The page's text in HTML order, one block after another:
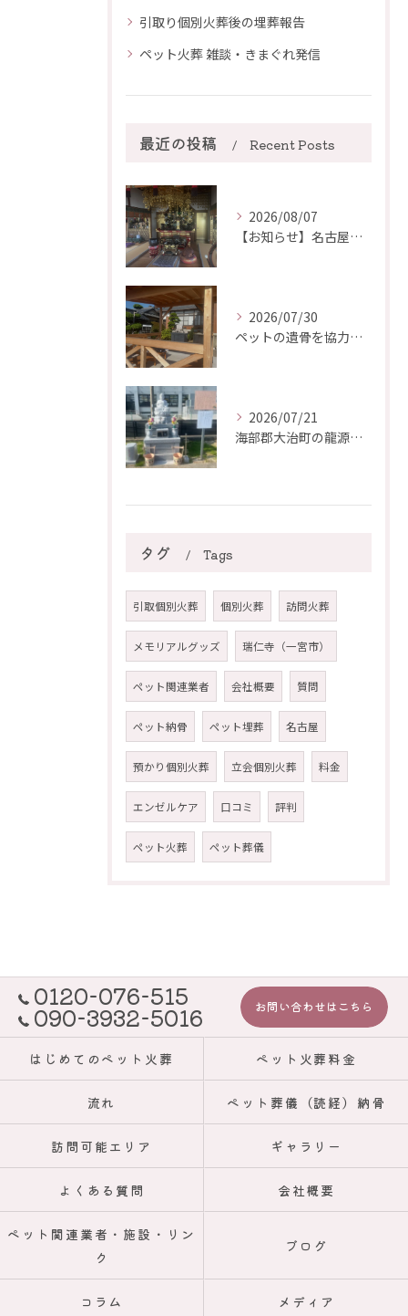
引取り個別火葬後の埋葬報告
ペット火葬 雑談・きまぐれ発信
最近の投稿 Recent Posts
2026/08/07
【お知らせ】名古屋市熱田区にある「圓福寺」様にて、ご葬儀が可...
2026/07/30
ペットの遺骨を協力寺院に埋葬いたしました（7月）一宮市【瑞仁寺】
2026/07/21
海部郡大治町の龍源寺でペット葬儀・ペット納骨ができるようになりました
タグ Tags
引取個別火葬 個別火葬 訪問火葬
メモリアルグッズ 瑞仁寺（一宮市）
ペット関連業者 会社概要 質問
ペット納骨 ペット埋葬 名古屋
預かり個別火葬 立会個別火葬 料金
エンゼルケア 口コミ 評判
ペット火葬 ペット葬儀
0120-076-515
090-3932-5016 お問い合わせはこちら
はじめてのペット火葬 ペット火葬料金
流れ ペット葬儀（読経）納骨
訪問可能エリア ギャラリー
よくある質問 会社概要
ペット関連業者・施設・リン
ク
ブログ
コラム メディア